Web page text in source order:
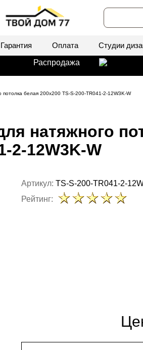
Гарантия Оплата Студии
Распродажа
белая 200x200 TS-S-200-TR041-2-12W3K-W
натяжного
2-12W3K-W
Артикул: TS-S-200-TR041-2-
Рейтинг: